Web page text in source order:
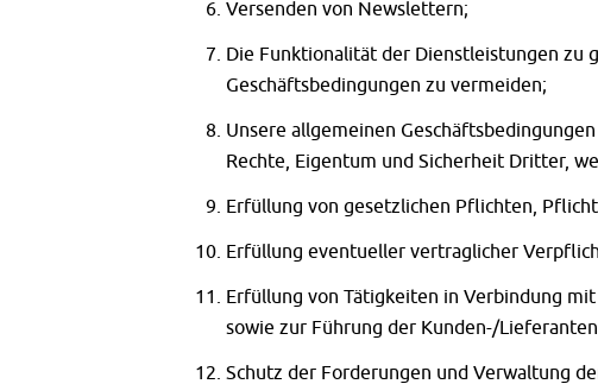
Versenden von Newslettern;
Die Funktionalität der Dienstleistungen zu
Geschäftsbedingungen zu vermeiden;
Unsere allgemeinen
Rechte, Eigentum und Sicherheit Dritter,
Erfüllung von gesetzlichen Pflichten,
Erfüllung eventueller vertraglicher
Erfüllung von Tätigkeiten in Verbindung
sowie zur Führung der Kunden-/
Schutz der Forderungen und Verwaltung